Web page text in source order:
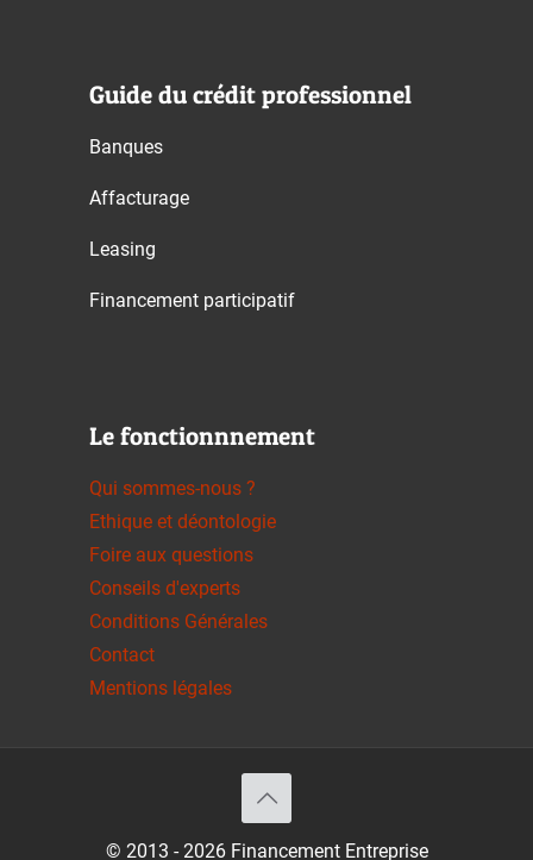
Guide du crédit professionnel
Banques
Affacturage
Leasing
Financement participatif
Le fonctionnnement
Qui sommes-nous ?
Ethique et déontologie
Foire aux questions
Conseils d'experts
Conditions Générales
Contact
Mentions légales
© 2013 - 2026 Financement Entreprise